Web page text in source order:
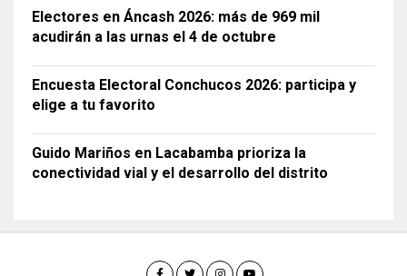
Electores en Áncash 2026: más de 969 mil
acudirán a las urnas el 4 de octubre
Encuesta Electoral Conchucos 2026: participa y
elige a tu favorito
Guido Mariños en Lacabamba prioriza la
conectividad vial y el desarrollo del distrito